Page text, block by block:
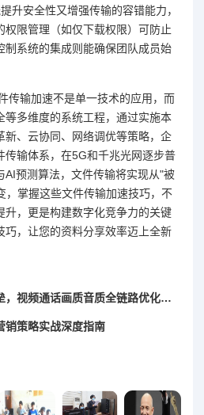
升安全性又增强传输的容错能力，
权限管理（如仅下载权限）可防止
制系统的集成则能确保团队成员始
传输加速不是单一技术的应用，而
等多维度的系统工程，通过实施本
新、云协同、网络调优等策略，企
传输体系，在5G和千兆光网逐步普
AI预测算法，文件传输将实现从"被
，掌握这些文件传输加速技巧，不
升，更是构建数字化竞争力的关键
巧，让您的资料分享效率迈上全新
上一篇：破除远程沟通壁垒，视频通话画质音质全链路优化策略
销策略实战深度指南